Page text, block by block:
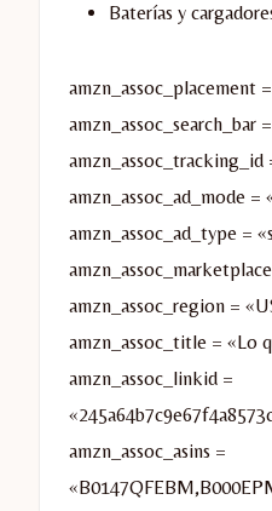
Baterías y
amzn_assoc_placement
amzn_assoc_search_bar
amzn_assoc_ad_mode =
amzn_assoc_ad_type =
amzn_assoc_region =
amzn_assoc_title = «Lo
amzn_assoc_linkid =
amzn_assoc_asins =